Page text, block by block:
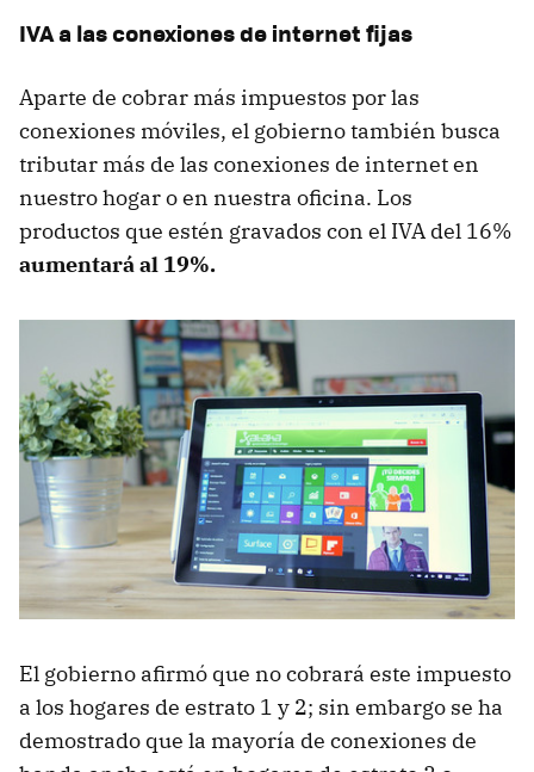
IVA a las conexiones de internet fijas
Aparte de cobrar más impuestos por las
conexiones móviles, el gobierno también busca
tributar más de las conexiones de internet en
nuestro hogar o en nuestra oficina. Los
productos que estén gravados con el IVA del 16%
aumentará al 19%.
El gobierno afirmó que no cobrará este impuesto
a los hogares de estrato 1 y 2; sin embargo se ha
demostrado que la mayoría de conexiones de